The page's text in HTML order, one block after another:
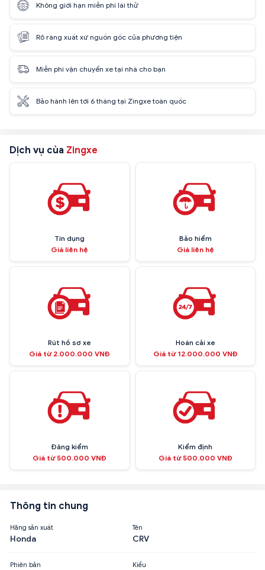
Không giới hạn miễn phí lái thử
Rõ ràng xuất xứ nguồn gốc của phương tiện
Miễn phí vận chuyển xe tại nhà cho bạn
Bảo hành lên tới 6 tháng tại Zingxe toàn quốc
Dịch vụ của Zingxe
Tín dụng
Giá liên hệ
Bảo hiểm
Giá liên hệ
Rút hồ sơ xe
Giá từ 2.000.000 VNĐ
Hoán cải xe
Giá từ 12.000.000 VNĐ
Đăng kiểm
Giá từ 500.000 VNĐ
Kiểm định
Giá từ 500.000 VNĐ
Thông tin chung
Hãng sản xuất
Honda
Tên
CRV
Phiên bản Kiểu